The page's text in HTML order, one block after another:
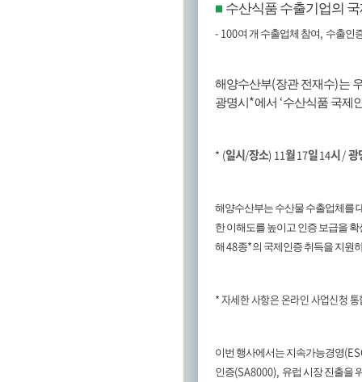
■ 수산식품 수출기업의
- 100여 개 수출업체 참여, 수출인
해양수산부(장관 전재수)는
광명시 *에서 ‘수산식품 국제
* (일시/장소) 11월17일14시/광
해양수산부는 수산물 수출업체를
한 이해도를 높이고 인증 보급을
해 48종*의 국제인증 취득을 지원
*자세한 사항은 온라인 사업신청
이번 행사에서는 지속가능경영
인증(SA8000), 유럽 시장 진출을